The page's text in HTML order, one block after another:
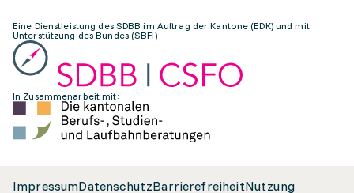
Eine Dienstleistung des SDBB im Auftrag der Kantone (EDK) und mit
Unterstützung des Bundes (SBFI)
In Zusammenarbeit mit:
ImpressumDatenschutzBarrierefreiheitNutzung